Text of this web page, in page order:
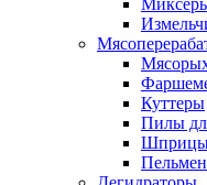
Куттеры
Пилы
Шприцы